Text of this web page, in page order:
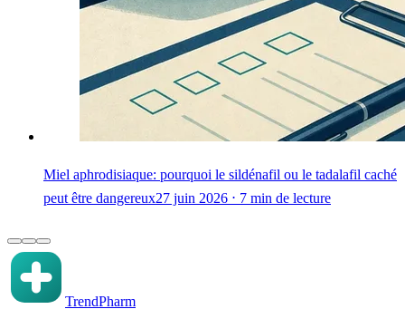
Miel aphrodisiaque: pourquoi le sildénafil ou le tadalafil caché
peut être dangereux27 juin 2026 ⋅ 7 min de lecture
TrendPharm